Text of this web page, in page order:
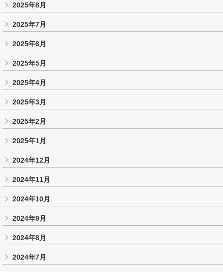
2025年8月
2025年7月
2025年6月
2025年5月
2025年4月
2025年3月
2025年2月
2025年1月
2024年12月
2024年11月
2024年10月
2024年9月
2024年8月
2024年7月